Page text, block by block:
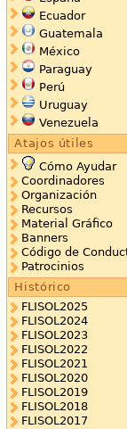
Ecuador
Guatemala
México
Paraguay
Perú
Uruguay
Venezuela
Atajos útiles
Cómo Ayudar
Coordinadores
Organización
Recursos
Material Gráfico
Banners
Código de
Patrocinios
Histórico
FLISOL2025
FLISOL2024
FLISOL2023
FLISOL2022
FLISOL2021
FLISOL2020
FLISOL2019
FLISOL2018
FLISOL2017